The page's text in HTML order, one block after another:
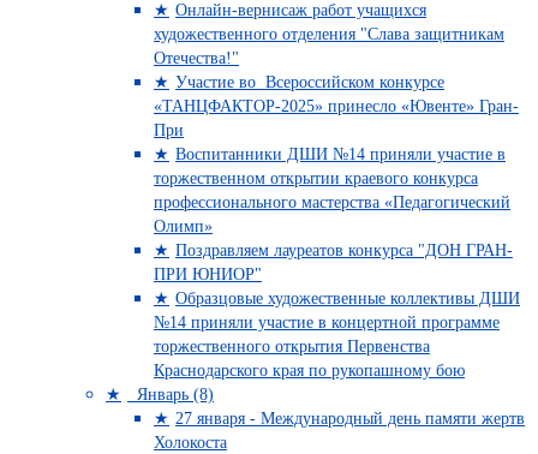
Онлайн-вернисаж работ учащихся
художественного отделения "Слава защитникам
Отечества!"
Участие во Всероссийском конкурсе
«ТАНЦФАКТОР-2025» принесло «Ювенте» Гран-
При
Воспитанники ДШИ №14 приняли участие в
торжественном открытии краевого конкурса
профессионального мастерства «Педагогический
Олимп»
Поздравляем лауреатов конкурса "ДОН ГРАН-
ПРИ ЮНИОР"
Образцовые художественные коллективы ДШИ
№14 приняли участие в концертной программе
торжественного открытия Первенства
Краснодарского края по рукопашному бою
Январь (8)
27 января - Международный день памяти жертв
Холокоста